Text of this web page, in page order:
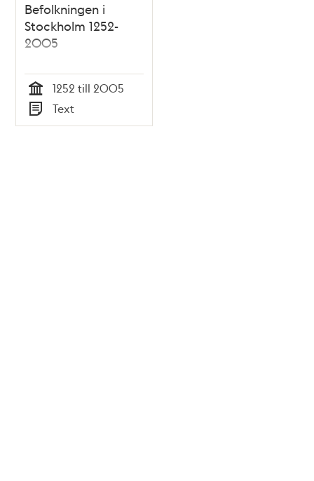
Befolkningen i
Stockholm 1252-
2005
Tid
1252 till 2005
Typ
Text